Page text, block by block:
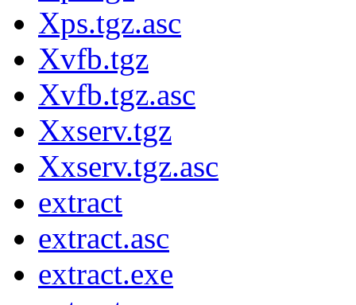
Xps.tgz.asc
Xvfb.tgz
Xvfb.tgz.asc
Xxserv.tgz
Xxserv.tgz.asc
extract
extract.asc
extract.exe